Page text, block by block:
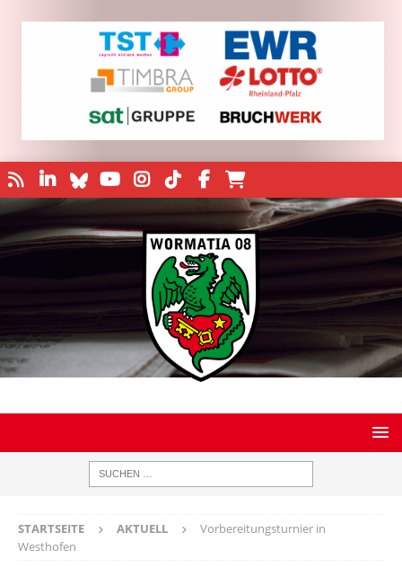
STARTSEITE AKTUELL
Vorbereitungsturnier in
Westhofen